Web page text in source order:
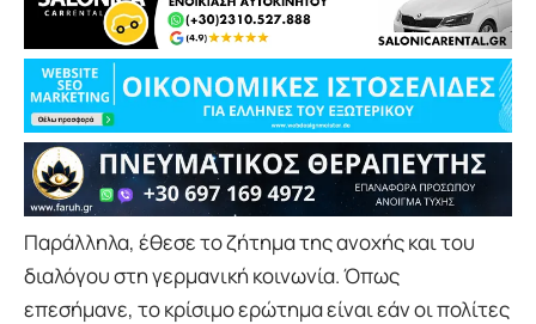
Παράλληλα, έθεσε το ζήτημα της ανοχής και του
διαλόγου στη γερμανική κοινωνία. Όπως
επεσήμανε, το κρίσιμο ερώτημα είναι εάν οι πολίτες